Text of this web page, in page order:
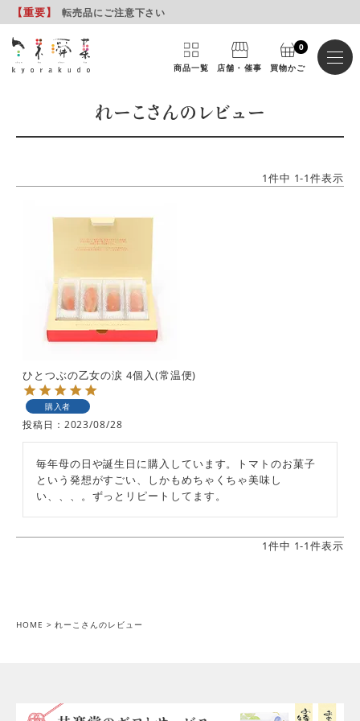
【重要】 転売品にご注意下さい
商品一覧 店舗・催事 買物かご
0
れーこさんのレビュー
1件中 1-1件表示
ひとつぶの乙女の涙 4個入(常温便)
購入者
投稿日 2023/08/28
毎年母の日や誕生日に購入しています。トマトのお菓子
という発想がすごい、しかもめちゃくちゃ美味し
い、、、。ずっとリピートしてます。
1件中 1-1件表示
HOME れーこさんのレビュー